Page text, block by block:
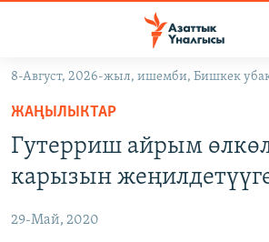
Навигацияга
өтүңүз
Издөөгө
салыңызКЫРГЫЗСТАН
ЭКОНОМИКА
ДҮЙНӨ
БОРБОР АЗИЯ
УКРАИНА
АТАЙЫН ИЛИКТӨӨ
8-Август, 2026-жыл, ишемби, Бишкек
ЖАҢЫЛЫКТАР
Гутерриш айрым
карызын
29-Май, 2020